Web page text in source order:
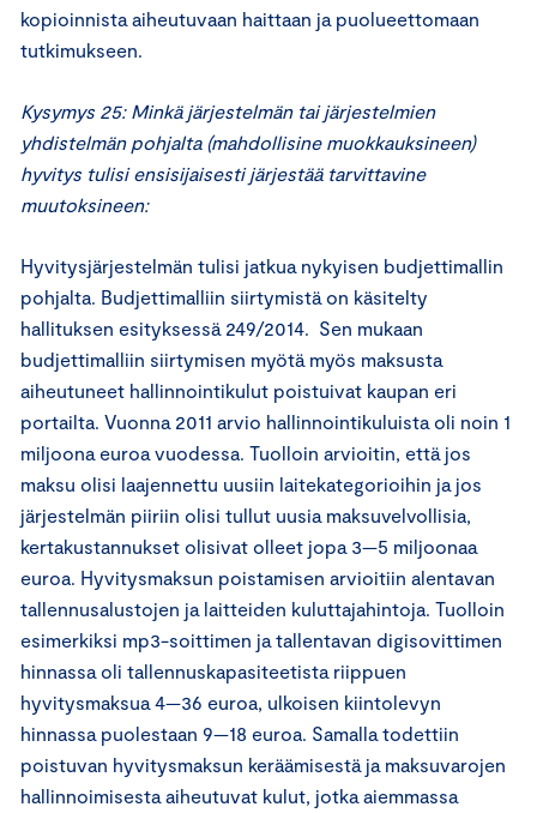
kopioinnista aiheutuvaan haittaan ja puolueettomaan
tutkimukseen.
Kysymys 25: Minkä järjestelmän tai järjestelmien
yhdistelmän pohjalta (mahdollisine muokkauksineen)
hyvitys tulisi ensisijaisesti järjestää tarvittavine
muutoksineen:
Hyvitysjärjestelmän tulisi jatkua nykyisen budjettimallin
pohjalta. Budjettimalliin siirtymistä on käsitelty
hallituksen esityksessä 249/2014. Sen mukaan
budjettimalliin siirtymisen myötä myös maksusta
aiheutuneet hallinnointikulut poistuivat kaupan eri
portailta. Vuonna 2011 arvio hallinnointikuluista oli noin 1
miljoona euroa vuodessa. Tuolloin arvioitin, että jos
maksu olisi laajennettu uusiin laitekategorioihin ja jos
järjestelmän piiriin olisi tullut uusia maksuvelvollisia,
kertakustannukset olisivat olleet jopa 3—5 miljoonaa
euroa. Hyvitysmaksun poistamisen arvioitiin alentavan
tallennusalustojen ja laitteiden kuluttajahintoja. Tuolloin
esimerkiksi mp3-soittimen ja tallentavan digisovittimen
hinnassa oli tallennuskapasiteetista riippuen
hyvitysmaksua 4—36 euroa, ulkoisen kiintolevyn
hinnassa puolestaan 9—18 euroa. Samalla todettiin
poistuvan hyvitysmaksun keräämisestä ja maksuvarojen
hallinnoimisesta aiheutuvat kulut, jotka aiemmassa